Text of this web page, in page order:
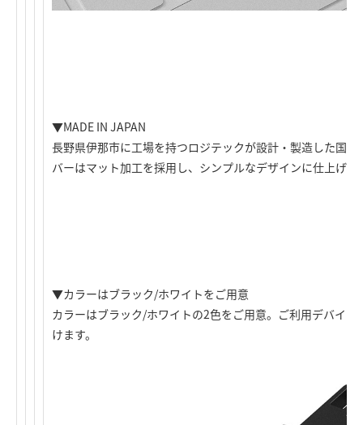
▼MADE IN JAPAN
長野県伊那市に工場を持つロジテックが設計・製造した国
バーはマット加工を採用し、シンプルなデザインに仕上げま
▼カラーはブラック/ホワイトをご用意
カラーはブラック/ホワイトの2色をご用意。ご利用デバイ
けます。